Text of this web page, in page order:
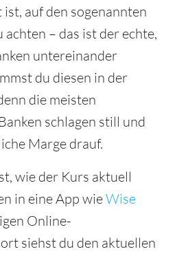
auf den sogenannten
– das ist der echte,
untereinander
du diesen in der
die meisten
schlagen still und
Marge drauf.
wie der Kurs aktuell
in eine App wieWise
Online-
siehst du den aktuellen